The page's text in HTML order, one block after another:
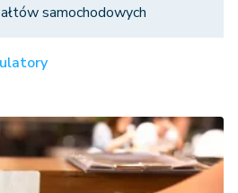
samochodowych